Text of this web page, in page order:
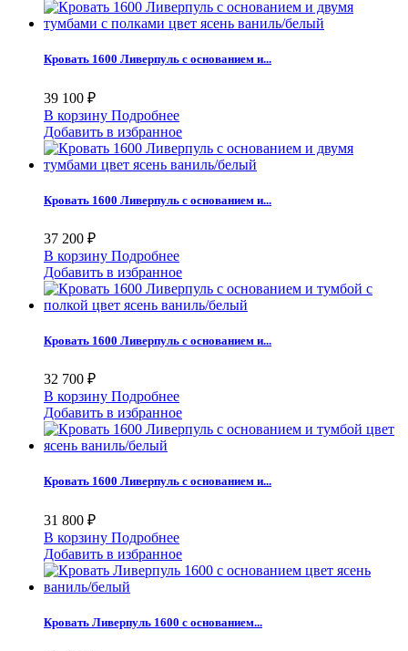
Кровать 1600 Ливерпуль с основанием и...
39 100 ₽
В корзину Подробнее
Добавить в избранное
Кровать 1600 Ливерпуль с основанием и...
37 200 ₽
В корзину Подробнее
Добавить в избранное
Кровать 1600 Ливерпуль с основанием и...
32 700 ₽
В корзину Подробнее
Добавить в избранное
Кровать 1600 Ливерпуль с основанием и...
31 800 ₽
В корзину Подробнее
Добавить в избранное
Кровать Ливерпуль 1600 с основанием...